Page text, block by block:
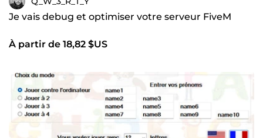
Je vais debug et optimiser votre serveur FiveM
À partir de 18,82 $US